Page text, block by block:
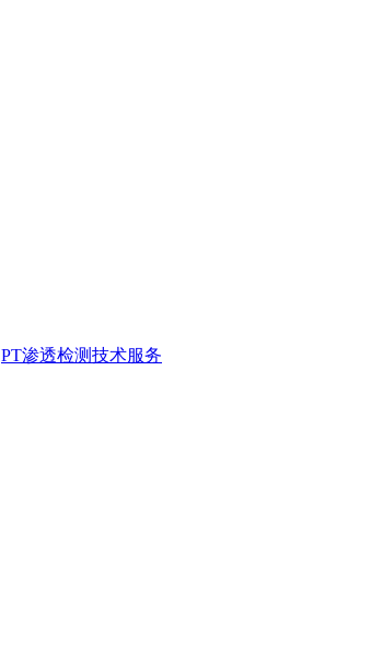
PT渗透检测技术服务